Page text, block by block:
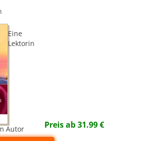
Eine
Lektorin
Autor
Preis ab31.99€